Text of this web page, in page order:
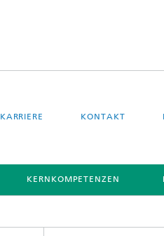
KARRIERE KONTAKT
KERNKOMPETENZEN